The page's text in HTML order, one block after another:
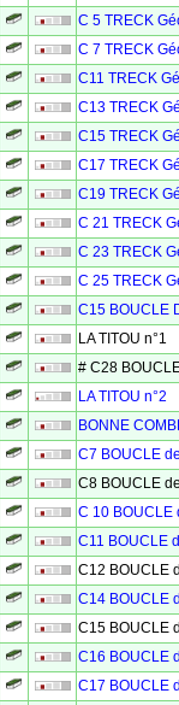
C 5 TRECK
C 7 TRECK
C11 TRECK
C13 TRECK
C15 TRECK
C17 TRECK
C19 TRECK
C 21 TRECK
C 23 TRECK
C 25 TRECK
C15 BOUCLE
LA TITOU n°1
# C28
LA TITOU n°2
BONNE
C7 BOUCLE
C8 BOUCLE
C 10 BOUCLE
C11 BOUCLE
C12 BOUCLE
C14 BOUCLE
C15 BOUCLE
C16 BOUCLE
C17 BOUCLE